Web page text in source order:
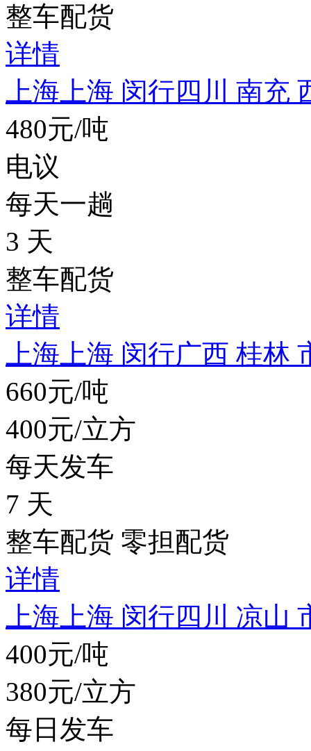
整车配货
详情
上海上海 闵行四川 南充
480元/吨
电议
每天一趟
3 天
整车配货
详情
上海上海 闵行广西 桂林
660元/吨
400元/立方
每天发车
7 天
整车配货 零担配货
详情
上海上海 闵行四川 凉山
400元/吨
380元/立方
每日发车